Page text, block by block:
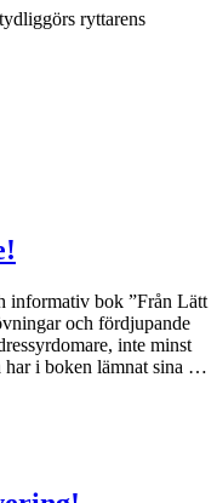
ryttarens
informativ bok ”Från Lätt
och fördjupande
inte minst
har i boken lämnat sina …